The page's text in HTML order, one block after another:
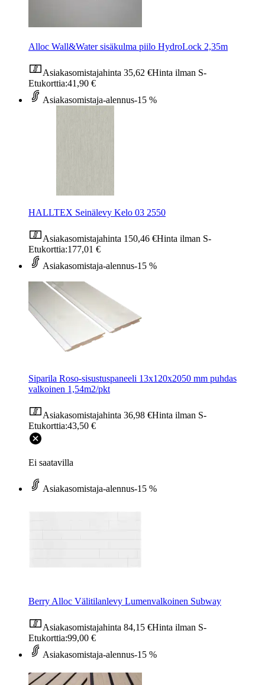
Alloc Wall&Water sisäkulma piilo HydroLock 2,35m
Asiakasomistajahinta 35,62 €Hinta ilman S-
Etukorttia:41,90 €
Asiakasomistaja-alennus-15 %
HALLTEX Seinälevy Kelo 03 2550
Asiakasomistajahinta 150,46 €Hinta ilman S-
Etukorttia:177,01 €
Asiakasomistaja-alennus-15 %
Siparila Roso-sisustuspaneeli 13x120x2050 mm puhdas
valkoinen 1,54m2/pkt
Asiakasomistajahinta 36,98 €Hinta ilman S-
Etukorttia:43,50 €
Ei saatavilla
Asiakasomistaja-alennus-15 %
Berry Alloc Välitilanlevy Lumenvalkoinen Subway
Asiakasomistajahinta 84,15 €Hinta ilman S-
Etukorttia:99,00 €
Asiakasomistaja-alennus-15 %